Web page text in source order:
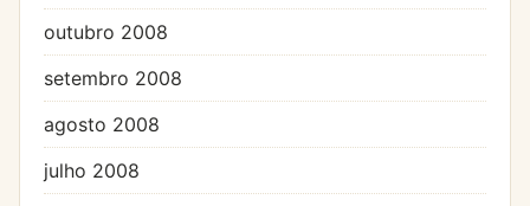
outubro 2008
setembro 2008
agosto 2008
julho 2008